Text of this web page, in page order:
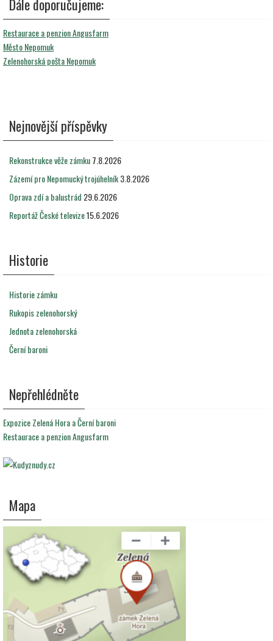
Dále doporučujeme:
Restaurace a penzion Angusfarm
Město Nepomuk
Zelenohorská pošta Nepomuk
Nejnovější příspěvky
Rekonstrukce věže zámku7.8.2026
Zázemí pro Nepomucký trojúhelník3.8.2026
Oprava zdí a balustrád 29.6.2026
Reportáž České televize15.6.2026
Historie
Historie zámku
Rukopis zelenohorský
Jednota zelenohorská
Černí baroni
Nepřehlédněte
Expozice Zelená Hora a Černí baroni
Restaurace a penzion Angusfarm
Mapa